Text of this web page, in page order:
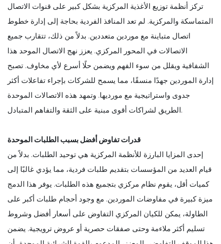
تركز أنظمة توزيع الأغذية المركزية بشكل كبير على قنوات الاتصال
المتماسكة والمركزية. لم تعد المنافذ الفردية بحاجة إلى إدارة خطوط
اتصال متباينة مع موردين متعددين. بدلاً من ذلك، تتقارب جميع
الاتصالات في المحور المركزي. يعزز نهج الاتصال الموحد هذا
الشفافية ويقلل من سوء الفهم ويضمن حلًا أسرع لأي مخاوف. تصبح
إدارة الموردين جهدًا منسقًا، مما يسمح للشركات بإجراء تفاعلات أكثر
جدوى واستراتيجية مع مورديها. وتمهد هذه الاتصالات الموحدة
الطريق لشراكات أقوى مبنية على الثقة والتفاهم المتبادل.
قدرات تفاوض أفضل بسبب الطلبات الموحدة
إحدى المزايا البارزة للأنظمة المركزية هي توحيد الطلبات. بدلاً من
قيام العديد من المؤسسات بتقديم طلبات فردية، مما يؤدي غالبًا إلى
كميات أقل، يقوم نظام مركزي بتجميع هذه الطلبات. يوفر هذا الدمج
ميزة كبيرة في مفاوضات الموردين. مع وجود أحجام طلبات أكبر على
الطاولة، يمكن للكيان المركزي التفاوض على أسعار أفضل وشروط
تسليم أكثر ملاءمة وحتى صفقات حصرية أو عروض ترويجية. يضمن